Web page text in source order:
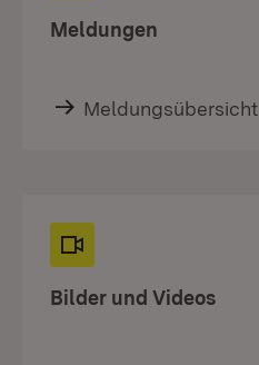
Meldungen
Meldungsübersicht
Bilder und Videos